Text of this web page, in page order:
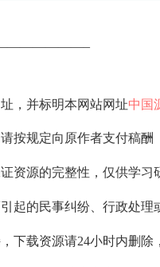
，并标明本网站网址中国
按规定向原作者支付稿酬
资源的完整性，仅供学习
起的民事纠纷、行政处
下载资源请24小时内删